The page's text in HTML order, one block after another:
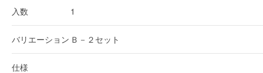
入数 1
バリエーション Ｂ－２セット
仕様